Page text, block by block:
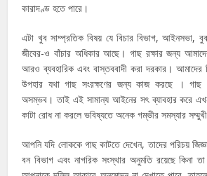
কারাদণ্ড হতে পারে।
এটা খুব সাম্প্রতিক বিষয় যে বিচার বিভাগ, আইনসভা,
জীবের-ও বাঁচার অধিকার আছে। গাছ রক্ষার জন্য
আরও ব্যবহারিক এবং বাস্তববাদী করা দরকার। আমাদের
উপহার যথা গাছ সংরক্ষণের জন্য কাজ করছে । গাছ
অসম্ভব। তাই এই সামান্য আইনের সৎ ব্যাবহার করে
কাটা রোধ না করলে ভবিষ্যতে অনেক গম্ভীর সমস্যার
আপনি যদি লোককে গাছ কাটতে দেখেন, তাদের পরিচয়
বন বিভাগ এবং নাগরিক সংস্থার অনুমতি রয়েছে কিনা